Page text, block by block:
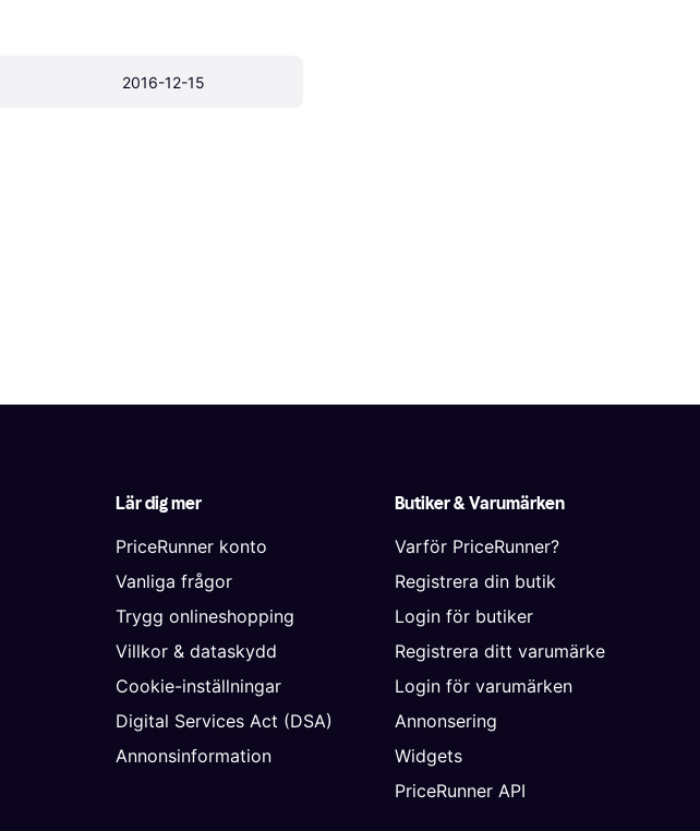
2016-12-15
Lär dig mer
PriceRunner konto
Vanliga frågor
Trygg onlineshopping
Villkor & dataskydd
Cookie-inställningar
Digital Services Act (DSA)
Annonsinformation
Butiker & Varumärken
Varför PriceRunner?
Registrera din butik
Login för butiker
Registrera ditt varumärke
Login för varumärken
Annonsering
Widgets
PriceRunner API